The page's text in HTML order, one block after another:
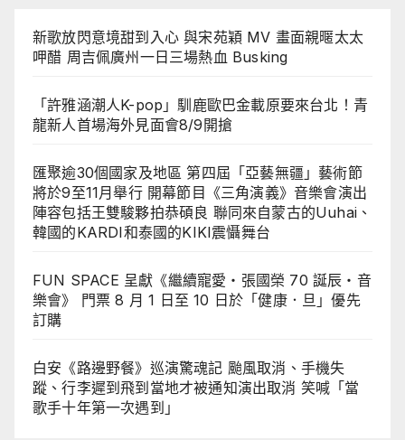
新歌放閃意境甜到入心 與宋苑穎 MV 畫面親暱太太
呷醋 周吉佩廣州一日三場熱血 Busking
「許雅涵潮人K-pop」馴鹿歐巴金載原要來台北！青
龍新人首場海外見面會8/9開搶
匯聚逾30個國家及地區 第四屆「亞藝無疆」藝術節
將於9至11月舉行 開幕節目《三角演義》音樂會演出
陣容包括王雙駿夥拍恭碩良 聯同來自蒙古的Uuhai、
韓國的KARDI和泰國的KIKI震懾舞台
FUN SPACE 呈獻《繼續寵愛・張國榮 70 誕辰・音
樂會》 門票 8 月 1 日至 10 日於「健康．旦」優先
訂購
白安《路邊野餐》巡演驚魂記 颱風取消、手機失
蹤、行李遲到飛到當地才被通知演出取消 笑喊「當
歌手十年第一次遇到」